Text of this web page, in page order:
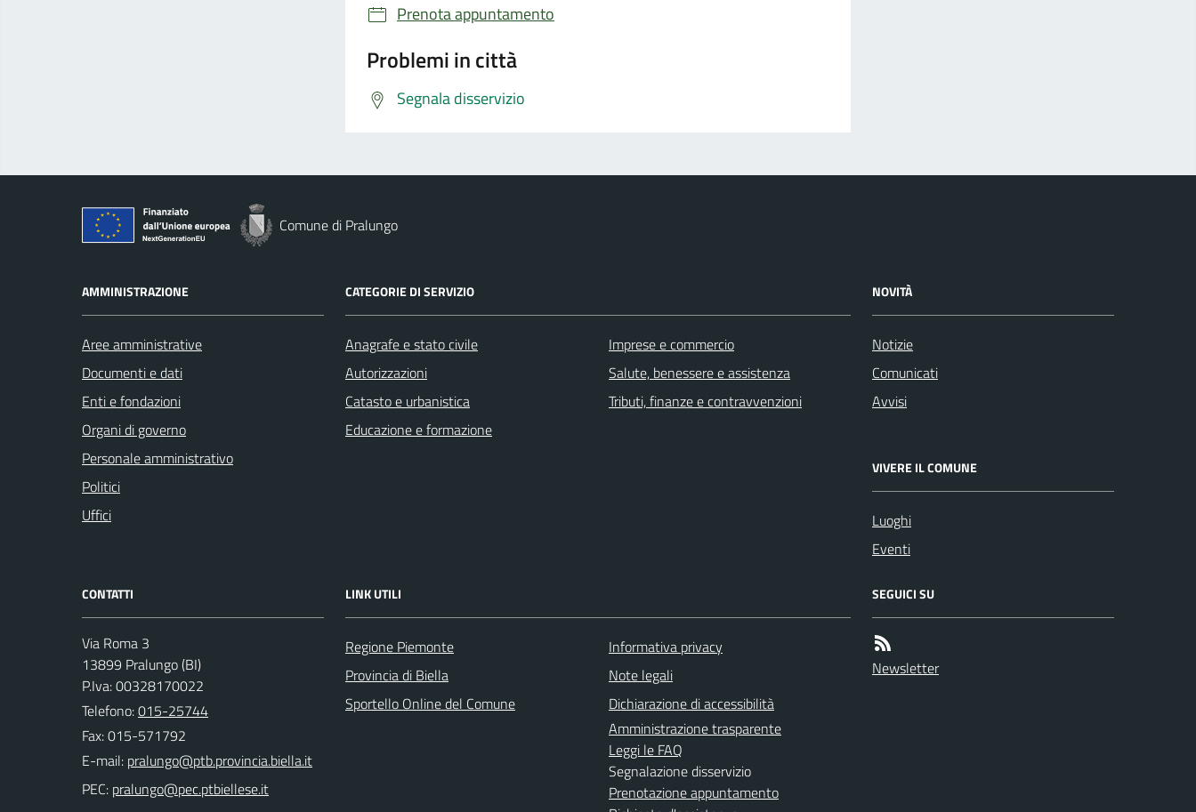
Prenota appuntamento
Problemi in città
Segnala disservizio
Comune di Pralungo
AMMINISTRAZIONE
Aree amministrative
Documenti e dati
Enti e fondazioni
Organi di governo
Personale amministrativo
Politici
Uffici
CATEGORIE DI SERVIZIO
Anagrafe e stato civile
Autorizzazioni
Catasto e urbanistica
Educazione e formazione
Imprese e commercio
Salute, benessere e assistenza
Tributi, finanze e contravvenzioni
NOVITÀ
Notizie
Comunicati
Avvisi
VIVERE IL COMUNE
Luoghi
Eventi
CONTATTI
Via Roma 3
13899 Pralungo (BI)
P.Iva: 00328170022
Telefono:015-25744
Fax: 015-571792
E-mail:
PEC:
LINK UTILI
Regione Piemonte
Provincia di Biella
Sportello Online del Comune
Informativa privacy
Note legali
Dichiarazione di accessibilità
Amministrazione trasparente
Leggi le FAQ
Segnalazione disservizio
Prenotazione appuntamento
SEGUICI SU
Newsletter